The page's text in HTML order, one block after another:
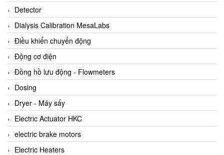
Altech
Amarillo Gear
Ametek
AMPTRON Vietnam
AND Vietnam
ANDERSON-NEGELE
ANDILOG Technologies Vietnam
Anritsu
ANTEC S.A
Antico pumps
Detector
Dialysis Calibration MesaLabs
Điều khiển chuyển động
Động cơ điện
Đồng hồ lưu động - Flowmeters
Dosing
Dryer - Máy sấy
Electric Actuator HKC
electric brake motors
Electric Heaters